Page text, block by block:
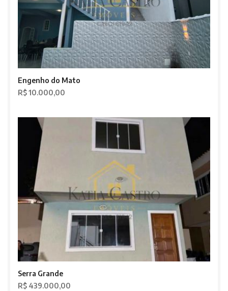
Engenho do Mato
R$ 10.000,00
Serra Grande
R$ 439.000,00